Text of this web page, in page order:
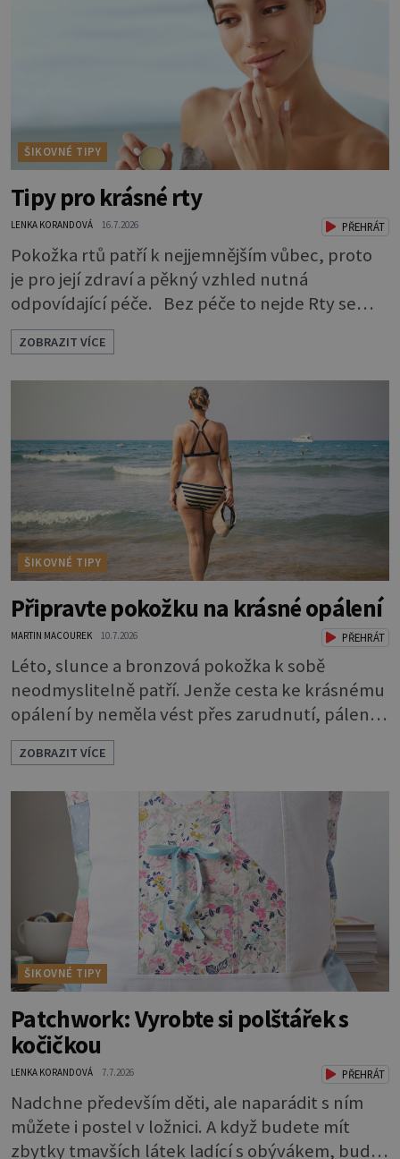
mohou mít v nepořádku zažívání.
ŠIKOVNÉ TIPY
Tipy pro krásné rty
LENKA KORANDOVÁ 16.7.2026 PŘEHRÁT
Pokožka rtů patří k nejjemnějším vůbec, proto
je pro její zdraví a pěkný vzhled nutná
odpovídající péče. Bez péče to nejde Rty se
neliší jen barvou, ale také mnohem tenčí
povrchovou vrstvou než ostatní pleť a pokožka.
Nezvláčňují je žádné mazové žlázy, proto jsou
rty mnohem choulostivější a náchylné k
vysychání a praskání. Balzám na rty je proto
nutnou základní výbavou, pokud chce
ZOBRAZIT VÍCE
ŠIKOVNÉ TIPY
Připravte pokožku na krásné opálení
MARTIN MACOUREK 10.7.2026 PŘEHRÁT
Léto, slunce a bronzová pokožka k sobě
neodmyslitelně patří. Jenže cesta ke krásnému
opálení by neměla vést přes zarudnutí, pálení a
loupající se kůže. Spálená pokožka není
známkou „základu“ pro opálení, ale reakcí na
nadměrné UV záření. Pokud chcete, aby pleť i
pokožka těla vypadaly zdravě, hladce a opálení
vydrželo co nejdéle, vyplatí se začít s přípravou
už několik týdnů před první dovolenou.
ZOBRAZIT VÍCE
ŠIKOVNÉ TIPY
Patchwork: Vyrobte si polštářek s
kočičkou
LENKA KORANDOVÁ 7.7.2026 PŘEHRÁT
Nadchne především děti, ale naparádit s ním
můžete i postel v ložnici. A když budete mít
zbytky tmavších látek ladící s obývákem, bude